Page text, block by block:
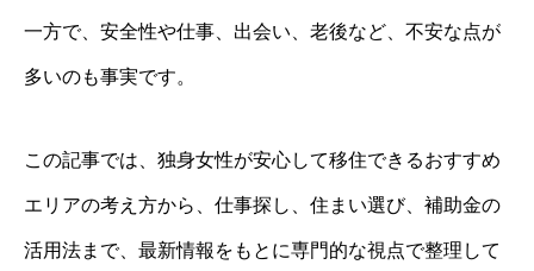
一方で、安全性や仕事、出会い、老後など、不安な点が
多いのも事実です。
この記事では、独身女性が安心して移住できるおすすめ
エリアの考え方から、仕事探し、住まい選び、補助金の
活用法まで、最新情報をもとに専門的な視点で整理して